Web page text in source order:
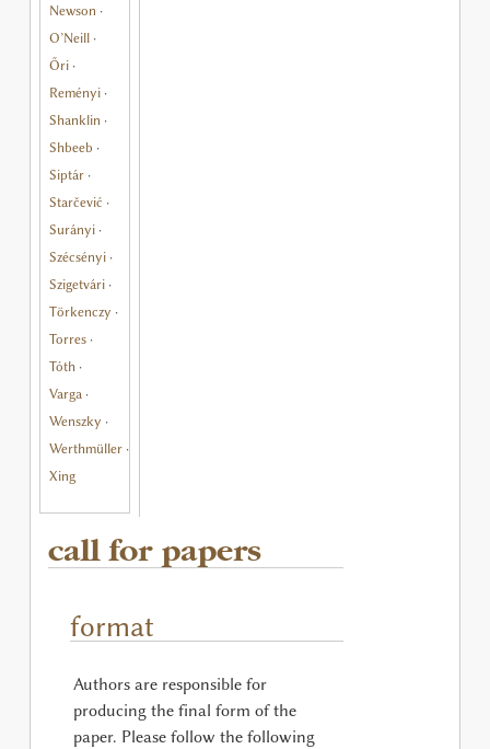
Newson ·
O’Neill·
Őri·
Reményi·
Shanklin ·
Shbeeb ·
Siptár·
Starčević ·
Surányi·
Szécsényi·
Szigetvári·
Törkenczy ·
Torres·
Tóth ·
Varga ·
Wenszky ·
Werthmüller·
Xing
call for papers
format
Authors are responsible for
producing the final form of the
paper. Please follow the following